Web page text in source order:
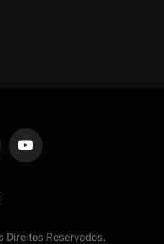
YouTube
Direitos Reservados.